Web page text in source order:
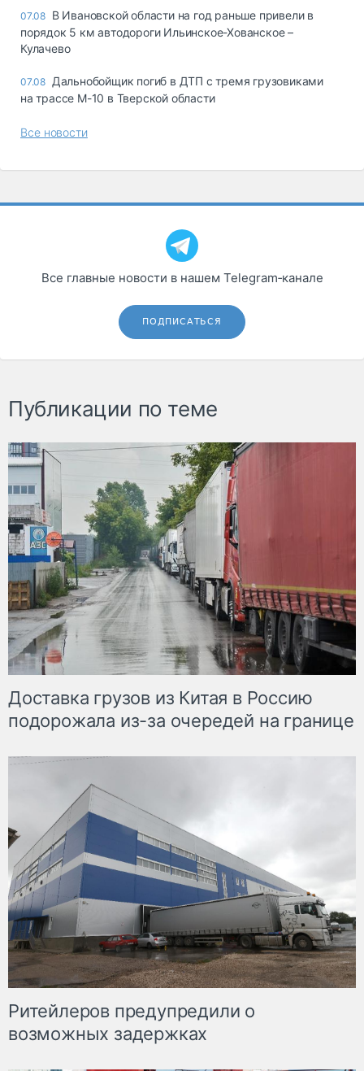
07.08 В Ивановской области на год раньше привели в
порядок 5 км автодороги Ильинское-Хованское –
Кулачево
07.08 Дальнобойщик погиб в ДТП с тремя грузовиками
на трассе М-10 в Тверской области
Все новости
Все главные новости в нашем Telegram‑канале
ПОДПИСАТЬСЯ
Публикации по теме
Доставка грузов из Китая в Россию
подорожала из-за очередей на границе
Ритейлеров предупредили о
возможных задержках